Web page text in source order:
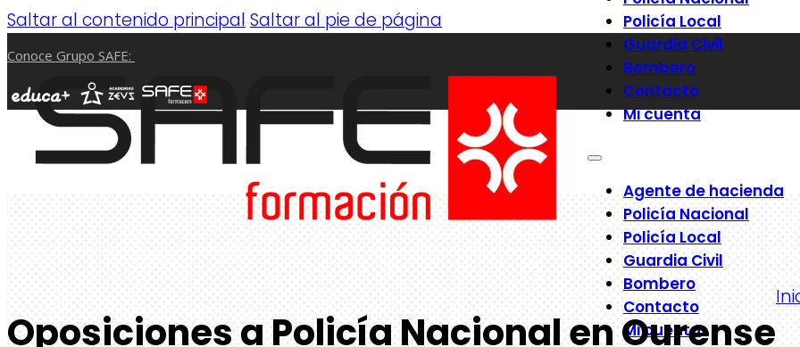
Saltar al contenido principal Saltar al pie de página
Conoce Grupo SAFE:
Policía Local
Guardia Civil
Bombero
Contacto
Mi cuenta
Agente de hacienda
Policía Nacional
Policía Local
Guardia Civil
Bombero
Contacto
Mi cuenta
Oposiciones a Policía Nacional en Ourense